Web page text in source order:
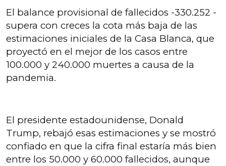
El balance provisional de fallecidos -330.252 -
supera con creces la cota más baja de las
estimaciones iniciales de la Casa Blanca, que
proyectó en el mejor de los casos entre
100.000 y 240.000 muertes a causa de la
pandemia.
El presidente estadounidense, Donald
Trump, rebajó esas estimaciones y se mostró
confiado en que la cifra final estaría más bien
entre los 50.000 y 60.000 fallecidos, aunque